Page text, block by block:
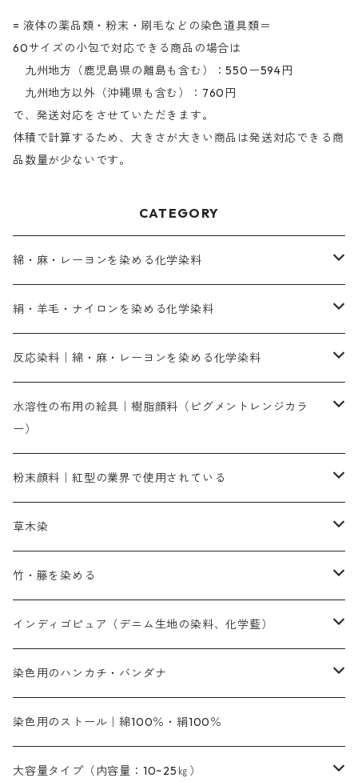
= 液体の薬品類・粉末・刷毛などの染色道具類＝
60サイズの小包で対応できる商品の場合は
九州地方（鹿児島県の離島も含む）：550ー594円
九州地方以外（沖縄県も含む）：760円
で、発送対応をさせていただきます。
体積で計算するため、大きさが大きい商品は発送対応できる商
品数量が少ないです。
CATEGORY
綿・麻・レーヨンを染める化学染料
直接染料－染色手順が簡単
人気のおすすめ直接染料
染色に必要な薬品類
橙色系
青色系
紫色系
緑色系
茶色系
絹・羊毛・ナイロンを染める化学染料
お買い得品
染料一覧
人気のおすすめ染料
橙色系
緑色系
茶色系
染色に必要な薬品類
補助薬品
反応染料｜綿・麻・レーヨンを染める化学染料
お勧めの3原色（赤・青・黄色）
お勧め｜スミフィックス～
3原色以外の色目
赤色
茶色｜20g入りのみ公開
灰色｜20g入りのみ公開
染色に必要な薬品
アルカリ剤
補助薬品
捺染に必要な材料
捺染糊
水溶性の布用の絵具｜樹脂顔料（ピグメントレンジカラ
ー）
ネオカラー（色）
内容量：100g
内容量：500g
バィンダー（定着剤）
増粘剤
黄色系
エロ―M3G｜定番の色合い
エロー ＭＧＲ｜明るい緑みの黄色
オレンジ系
オレンヂMG｜黄みの橙色
オレンヂMGD（定番の色合い）
赤色系
レットMFB｜赤色（定番の色合い）
青色系
粉末顔料｜紅型の業界で使用されている
赤色系
本洋紅
代用朱黄色口
黄色系
ファストエロ―10GN（鮮やかな黄色）
ファストエロ―5GN（黄色）
青色系
NSBAブルー
群青
白色｜胡粉
黒色｜在庫処分特価
緑色｜在庫処分特価
草木染
植物染料
人気のおすすめ植物染料
インド茜・西洋茜の個別販売
濃染処理剤｜ソルバックスPS－900
媒染剤
アルミ媒染剤
鉄媒染剤
ソーダ灰｜アルカリ性のPH調整剤
藍染
竹・籐を染める
人気のおすすめ竹・藤を染める染料
塩基性染料（混色可能）
ビスマークブロンB｜赤茶色
塩基性エロ―｜液体タイプ
オリジナル染料｜スス竹色｜ミキセットファストブロンGR
インディゴピュア（デニム生地の染料、化学藍）
初心者向けお試しセット販売
インディゴピュア
アルカリ剤
染色用のハンカチ・バンダナ
45cm×45cm（ハンカチ）｜端の始末も綿糸｜タグなし
54cm×54cm（バンダナ）｜端の始末も綿糸｜タグなし
染色用のストール｜綿100％・絹100％
大容量タイプ（内容量：10~25㎏）